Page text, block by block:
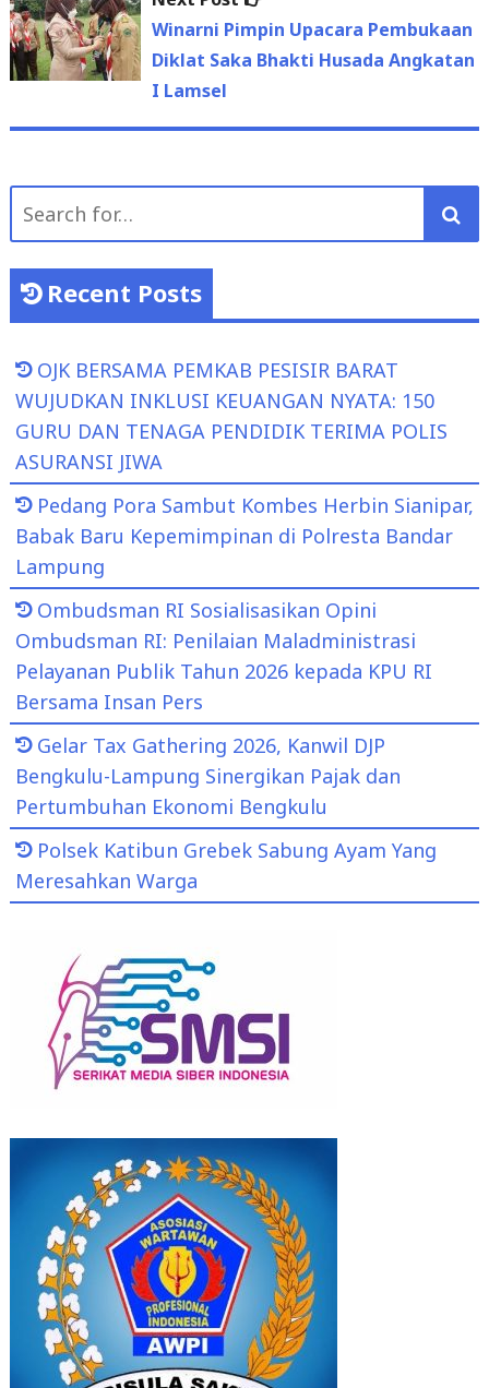
post:
Winarni Pimpin Upacara Pembukaan
Diklat Saka Bhakti Husada Angkatan
I Lamsel
Recent Posts
OJK BERSAMA PEMKAB PESISIR BARAT
WUJUDKAN INKLUSI KEUANGAN NYATA: 150
GURU DAN TENAGA PENDIDIK TERIMA POLIS
ASURANSI JIWA
Pedang Pora Sambut Kombes Herbin Sianipar,
Babak Baru Kepemimpinan di Polresta Bandar
Lampung
Ombudsman RI Sosialisasikan Opini
Ombudsman RI: Penilaian Maladministrasi
Pelayanan Publik Tahun 2026 kepada KPU RI
Bersama Insan Pers
Gelar Tax Gathering 2026, Kanwil DJP
Bengkulu-Lampung Sinergikan Pajak dan
Pertumbuhan Ekonomi Bengkulu
Polsek Katibun Grebek Sabung Ayam Yang
Meresahkan Warga